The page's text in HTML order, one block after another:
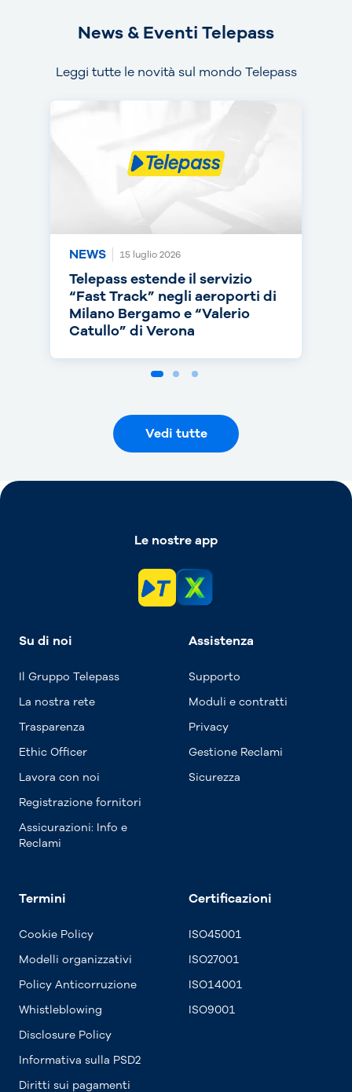
News & Eventi Telepass
Leggi tutte le novità sul mondo Telepass
NEWS 15 luglio 2026
Telepass estende il servizio
“Fast Track” negli aeroporti di
Milano Bergamo e “Valerio
Catullo” di Verona
NEWS 14 luglio 2026
Telepass punta sull’RC Auto e
torna on air con una nuova
campagna
NEWS 30 giugno 2026
Telepass cresce in europa: dal
1° luglio telepedaggio attivo
anche nei Paesi Bassi
Vedi tutte
Le nostre app
Su di noi
Il Gruppo Telepass
La nostra rete
Trasparenza
Ethic Officer
Lavora con noi
Registrazione fornitori
Assicurazioni: Info e
Reclami
Assistenza
Supporto
Moduli e contratti
Privacy
Gestione Reclami
Sicurezza
Termini
Cookie Policy
Modelli organizzativi
Policy Anticorruzione
Whistleblowing
Disclosure Policy
Informativa sulla PSD2
Diritti sui pagamenti
Certificazioni
ISO45001
ISO27001
ISO14001
ISO9001